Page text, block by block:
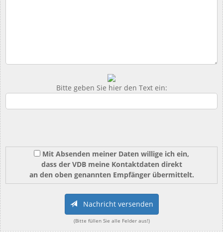
Bitte geben Sie hier den Text ein:
Mit Absenden meiner Daten willige ich ein,
dass der VDB meine Kontaktdaten direkt
an den oben genannten Empfänger übermittelt.
Nachricht versenden
(Bitte füllen Sie alle Felder aus!)